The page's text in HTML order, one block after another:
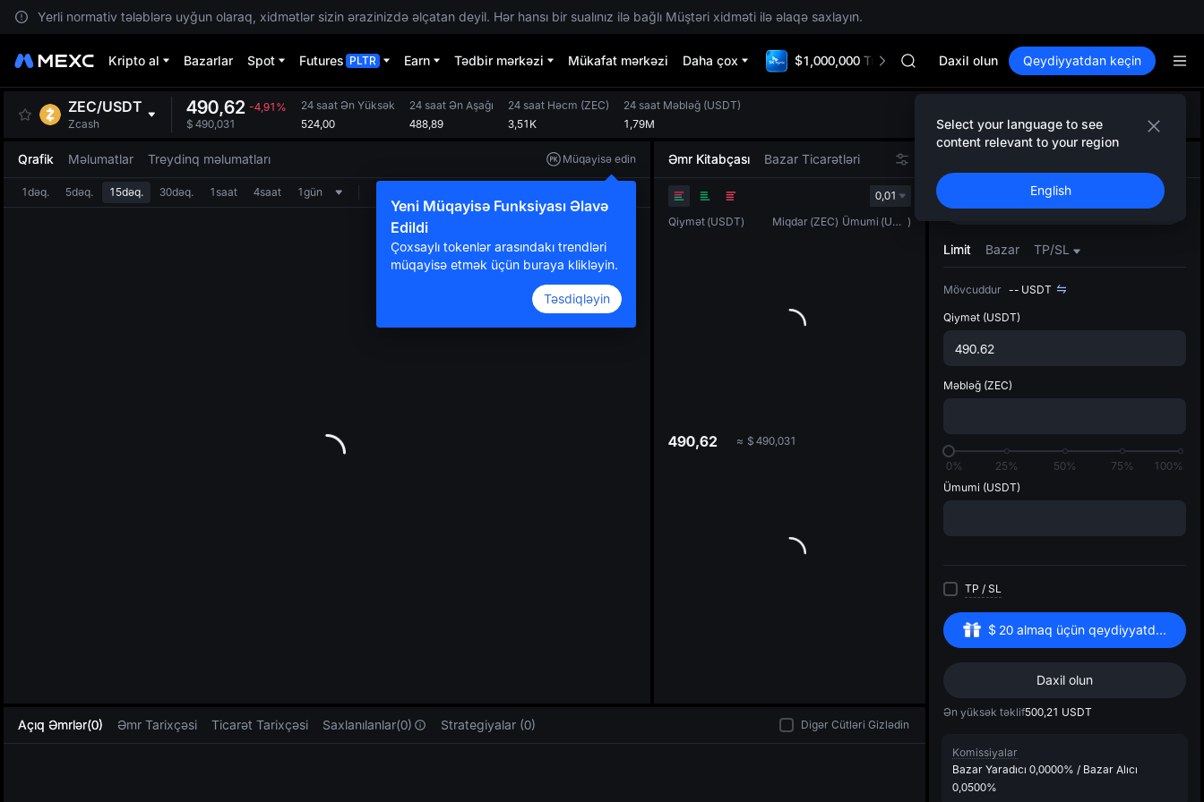
Yerli normativ tələblərə uyğun olaraq, xidmətlər sizin ərazinizdə əlçatan deyil. Hər hansı bir sualınız ilə bağlı Müştəri xidməti ilə əlaqə saxlayın.
Kripto al Bazarlar Spot Futures PLTR Earn Tədbir mərkəzi Mükafat mərkəzi Daha çox $1,000,000 TradFi GalaUnitree Future Now Live
NVDA
Unitree Future Now Live
Daxil olun Qeydiyyatdan keçin
Select your language to see
content relevant to your region
English
ZEC/USDT
Zcash
490,62 -4,91%
$ 490,031
24 saat Ən Yüksək
524,00
24 saat Ən Aşağı
488,89
24 saat Həcm (ZEC)
3,51K
24 saat Məbləğ (USDT)
1,79M
Qrafik Məlumatlar Treydinq məlumatları Müqayisə edin
Yeni Müqayisə Funksiyası Əlavə
Edildi
Çoxsaylı tokenlər arasındakı trendləri
müqayisə etmək üçün buraya klikləyin.
Təsdiqləyin
1dəq. 5dəq. 15dəq. 30dəq. 1saat 4saat 1gün
Əmr Kitabçası Bazar Ticarətləri
0,01
Qiymət (USDT) Miqdar (ZEC) Ümumi ( USDT )
490,62 ≈ $ 490,031
Alın Satın
Limit Bazar TP/SL
Mövcuddur -- USDT
Qiymət (USDT)
Məbləğ (ZEC)
0% 25% 50% 75%
100%
Ümumi (USDT)
TP / SL
$ 20almaq üçün qeydiyyatdan
Daxil olun
Ən yüksək təklif500,21 USDT
Komissiyalar
Bazar Yaradıcı 0,0000% / Bazar Alıcı
0,0500%
Açıq Əmrlər(0) Əmr Tarixçəsi Ticarət Tarixçəsi Saxlanılanlar(0) Strategiyalar (0) Digər Cütləri Gizlədin